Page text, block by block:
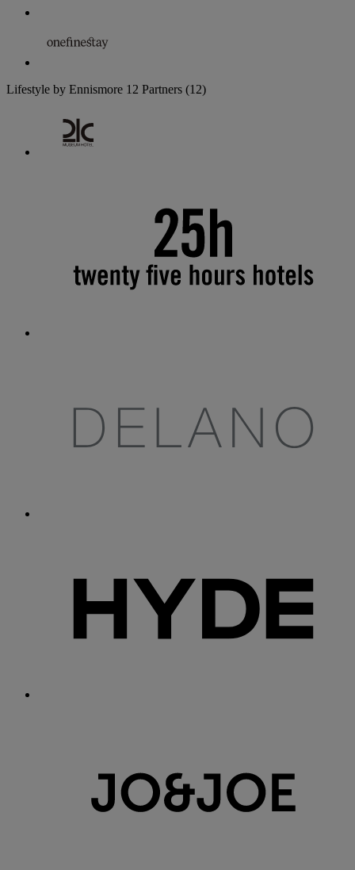
Lifestyle by Ennismore 12 Partners (12)